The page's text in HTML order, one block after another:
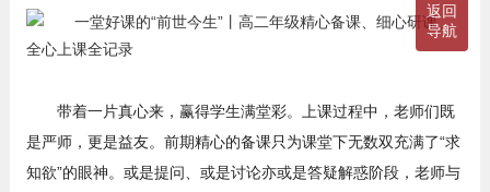
返回
导航
带着一片真心来，赢得学生满堂彩。上课过程中，老师们既
是严师，更是益友。前期精心的备课只为课堂下无数双充满了“求
知欲”的眼神。或是提问、或是讨论亦或是答疑解惑阶段，老师与